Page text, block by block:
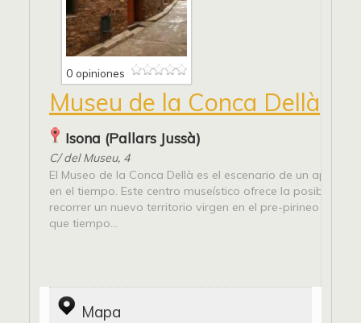
0 opiniones
Museu de la Conca Dellà
Isona (Pallars Jussà)
C/ del Museu, 4
El Museo de la Conca Dellà es el escenario de un
en el tiempo. Este centro museístico ofrece la posibilidad
recorrer un nuevo territorio virgen en el pre-pirineo
que tiempo...
Mapa